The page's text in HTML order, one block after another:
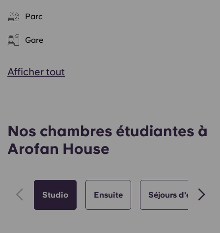
Parc
Gare
Afficher tout
Nos chambres étudiantes à
Arofan House
Studio Ensuite Séjours d'été 🌇